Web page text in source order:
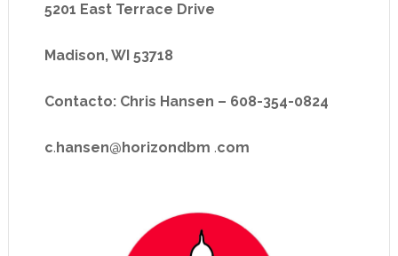
5201 East Terrace Drive
Madison, WI 53718
Contacto: Chris Hansen – 608-354-0824
c. hansen@ horizondbm .com